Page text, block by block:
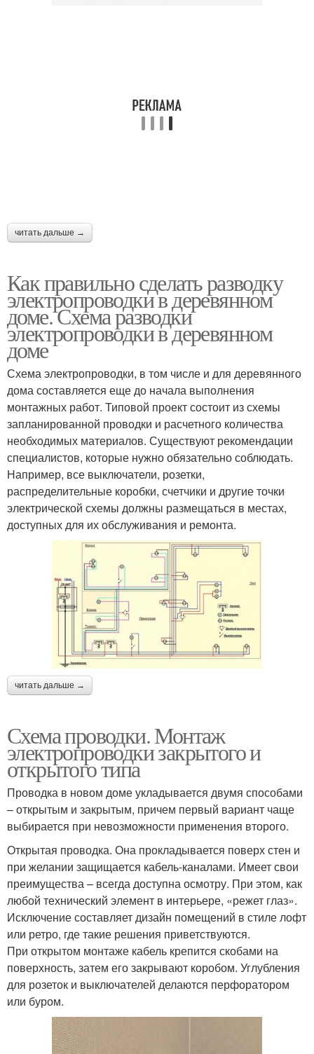
читать дальше →
Как правильно сделать разводку
электропроводки в деревянном
доме. Схема разводки
электропроводки в деревянном
доме
Схема электропроводки, в том числе и для деревянного
дома составляется еще до начала выполнения
монтажных работ. Типовой проект состоит из схемы
запланированной проводки и расчетного количества
необходимых материалов. Существуют рекомендации
специалистов, которые нужно обязательно соблюдать.
Например, все выключатели, розетки,
распределительные коробки, счетчики и другие точки
электрической схемы должны размещаться в местах,
доступных для их обслуживания и ремонта.
читать дальше →
Схема проводки. Монтаж
электропроводки закрытого и
открытого типа
Проводка в новом доме укладывается двумя способами
– открытым и закрытым, причем первый вариант чаще
выбирается при невозможности применения второго.
Открытая проводка. Она прокладывается поверх стен и
при желании защищается кабель-каналами. Имеет свои
преимущества – всегда доступна осмотру. При этом, как
любой технический элемент в интерьере, «режет глаз».
Исключение составляет дизайн помещений в стиле лофт
или ретро, где такие решения приветствуются.
При открытом монтаже кабель крепится скобами на
поверхность, затем его закрывают коробом. Углубления
для розеток и выключателей делаются перфоратором
или буром.